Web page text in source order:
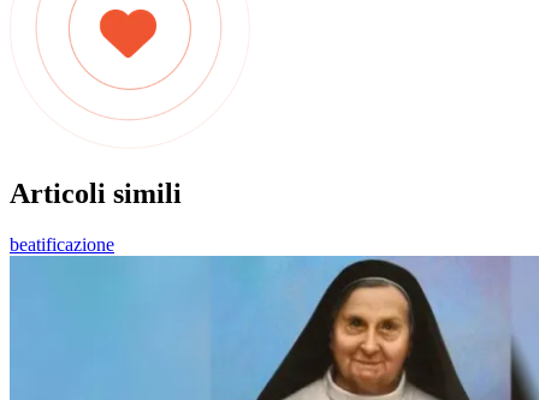
Articoli simili
beatificazione